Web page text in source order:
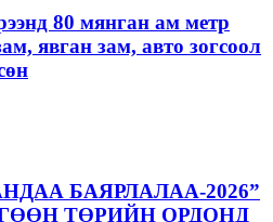
80 мянган ам метр
явган зам, авто зогсоол
БАЯРЛАЛАА-2026”
ТӨРИЙН ОРДОНД